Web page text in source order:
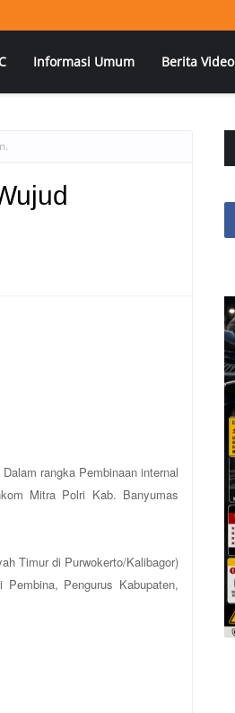
Informasi Umum Berita Video
rangka Pembinaan internal
Mitra Polri Kab. Banyumas
Timur di Purwokerto/Kalibagor)
Pengurus Kabupaten,